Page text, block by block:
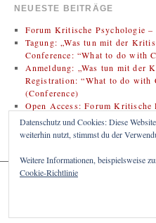
NEUESTE BEITRÄGE
Forum Kritische Psychologie –
Tagung: „Was tun mit der
Conference: “What to do with
Anmeldung: „Was tun mit der
Registration: “What to do with
(Conference)
Open Access: Forum Kritische
(Zweitveröffentlichung)
Rezension: Bregman, Rutger
KRITISCHE PSYCHOLOGIE
Datenschutz und Cookies: Diese
weiterhin nutzt, stimmst du der
Weitere Informationen, beispielsweise
Cookie-Richtlinie